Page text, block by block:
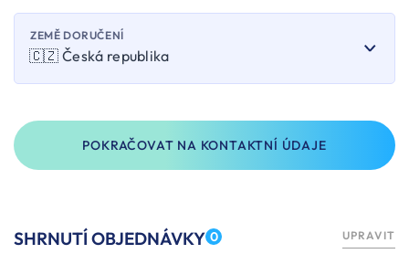
ZEMĚ DORUČENÍ
POKRAČOVAT NA KONTAKTNÍ ÚDAJE
SHRNUTÍ OBJEDNÁVKY 0 UPRAVIT